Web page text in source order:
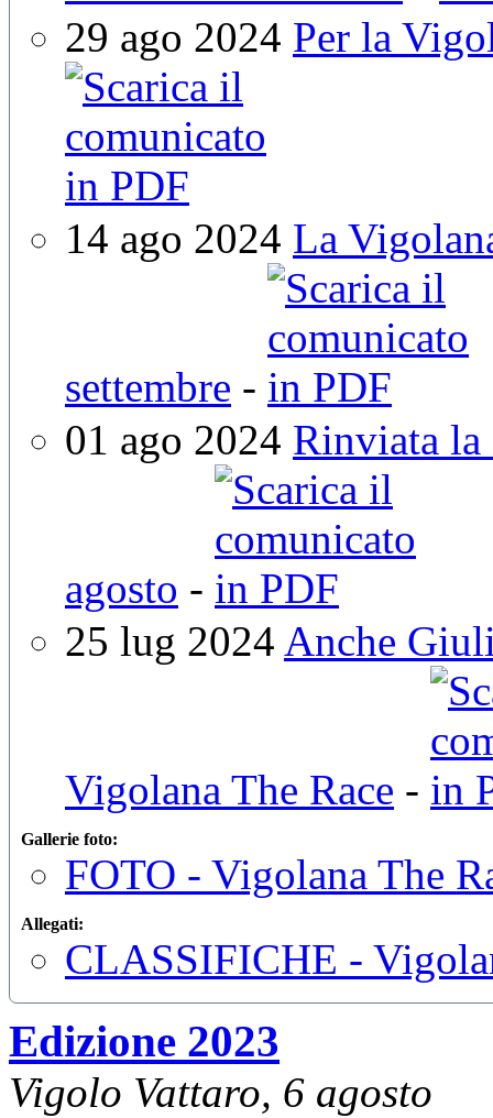
29 ago 2024 Per la
14 ago 2024 La
settembre -
01 ago 2024 Rinviata la
agosto -
25 lug 2024 Anche
Vigolana The Race -
Gallerie foto:
FOTO - Vigolana The
Allegati:
CLASSIFICHE -
Edizione 2023
Vigolo Vattaro, 6 agosto